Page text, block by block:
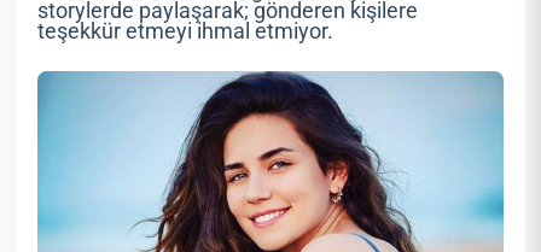
storylerde paylaşarak; gönderen kişilere
teşekkür etmeyi ihmal etmiyor.